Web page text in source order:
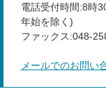
電話受付時間:8時
年始を除く)
ファックス:048-
メールでのお問い